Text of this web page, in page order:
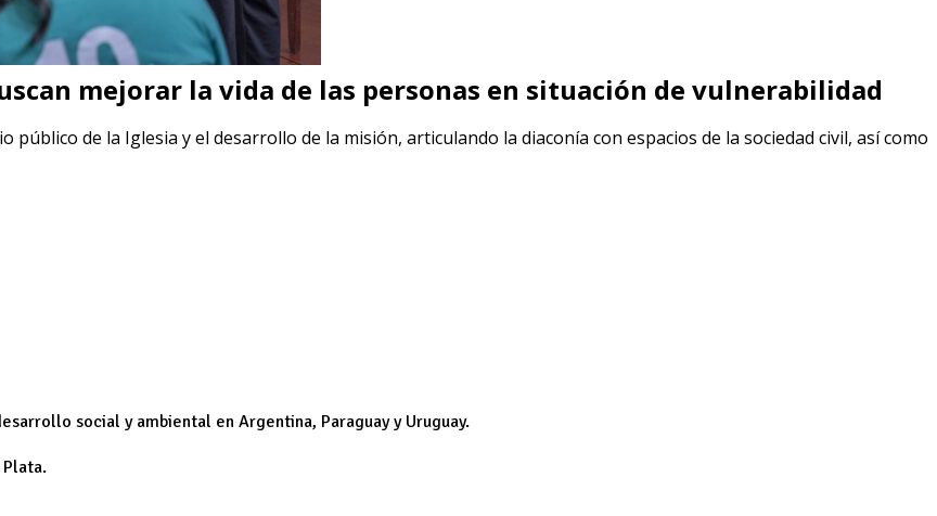
mejorar la vida de las personas en situación de vulnerabilidad
de la Iglesia y el desarrollo de la misión, articulando la diaconía con espacios de la sociedad civil, así como
social y ambiental en Argentina, Paraguay y Uruguay.